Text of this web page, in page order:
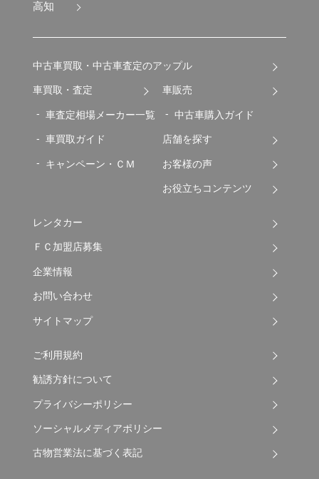
高知
中古車買取・中古車査定のアップル
車買取・査定
車査定相場メーカー一覧
車買取ガイド
キャンペーン・ＣＭ
車販売
中古車購入ガイド
店舗を探す
お客様の声
お役立ちコンテンツ
レンタカー
ＦＣ加盟店募集
企業情報
お問い合わせ
サイトマップ
ご利用規約
勧誘方針について
プライバシーポリシー
ソーシャルメディアポリシー
古物営業法に基づく表記